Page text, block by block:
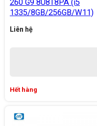
260 G9 8U8T8PA (i5
1335/8GB/256GB/W11)
Liên hệ
Hết hàng